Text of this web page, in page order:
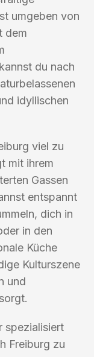
umgeben von
dem
du nach
idyllischen
viel zu
mit ihrem
Gassen
entspannt
dich in
in den
Küche
Kulturszene
und
spezialisiert
Freiburg zu